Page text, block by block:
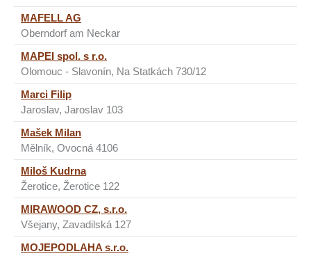
MAFELL AG
Oberndorf am Neckar
MAPEI spol. s r.o.
Olomouc - Slavonín, Na Statkách 730/12
Marci Filip
Jaroslav, Jaroslav 103
Mašek Milan
Mělník, Ovocná 4106
Miloš Kudrna
Žerotice, Žerotice 122
MIRAWOOD CZ, s.r.o.
Všejany, Zavadilská 127
MOJEPODLAHA s.r.o.